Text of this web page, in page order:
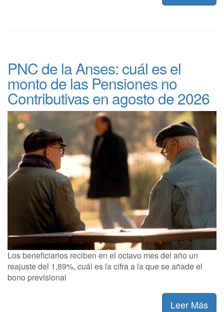
PNC de la Anses: cuál es el
monto de las Pensiones no
Contributivas en agosto de 2026
Los beneficiarios reciben en el octavo mes del año un
reajuste del 1,89%, cuál es la cifra a la que se añade el
bono previsional
Leer Más